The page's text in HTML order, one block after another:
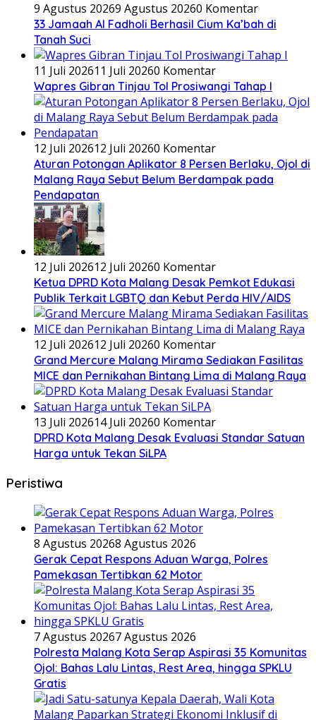
9 Agustus 20269 Agustus 20260 Komentar
33 Jamaah Al Fadholi Berhasil Cium Ka’bah di
Tanah Suci
11 Juli 202611 Juli 20260 Komentar
Wapres Gibran Tinjau Tol Prosiwangi Tahap I
12 Juli 202612 Juli 20260 Komentar
Aturan Potongan Aplikator 8 Persen Berlaku, Ojol di
Malang Raya Sebut Belum Berdampak pada
Pendapatan
12 Juli 202612 Juli 20260 Komentar
Ketua DPRD Kota Malang Desak Pemkot Edukasi
Publik Terkait LGBTQ dan Kebut Perda HIV/AIDS
12 Juli 202612 Juli 20260 Komentar
Grand Mercure Malang Mirama Sediakan Fasilitas
MICE dan Pernikahan Bintang Lima di Malang Raya
13 Juli 202614 Juli 20260 Komentar
DPRD Kota Malang Desak Evaluasi Standar Satuan
Harga untuk Tekan SiLPA
Peristiwa
8 Agustus 20268 Agustus 2026
Gerak Cepat Respons Aduan Warga, Polres
Pamekasan Tertibkan 62 Motor
7 Agustus 20267 Agustus 2026
Polresta Malang Kota Serap Aspirasi 35 Komunitas
Ojol: Bahas Lalu Lintas, Rest Area, hingga SPKLU
Gratis